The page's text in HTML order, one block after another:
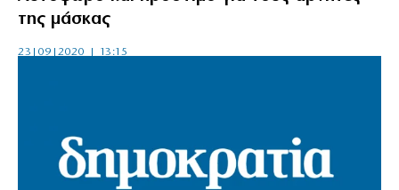
της μάσκας
23|09|2020 | 13:15